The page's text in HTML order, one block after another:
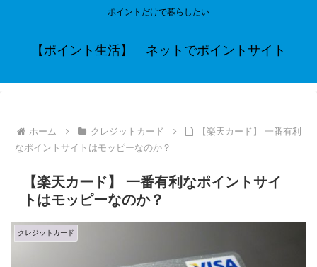
ポイントだけで暮らしたい
【ポイント生活】 ネットでポイントサイト
ホーム クレジットカード
【楽天カード】 一番有利
なポイントサイトはモッピーなのか？
【楽天カード】 一番有利なポイントサイ
トはモッピーなのか？
クレジットカード